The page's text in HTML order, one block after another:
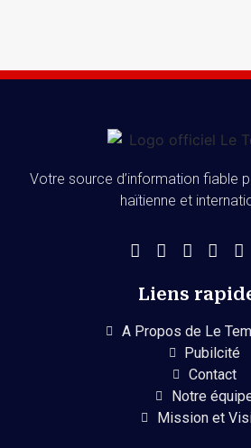
Votre source d’information fiable
haïtienne et
Liens
A Propos de Le
Pubilcité
Contact
Notre
Mission et